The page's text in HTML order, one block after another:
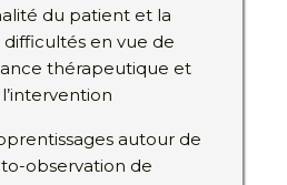
du patient et la
difficultés en vue de
thérapeutique et
autour de
observation de